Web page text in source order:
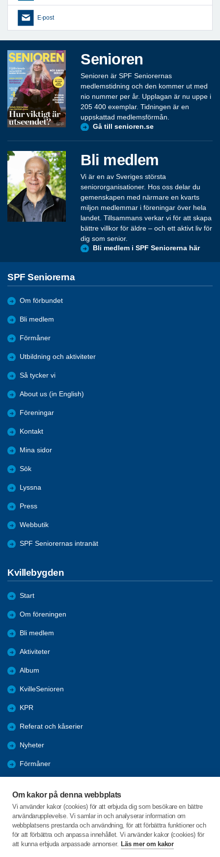
Om kakor på denna webbplats
Vi använder kakor (cookies) för att erbjuda dig som besökare en bättre
användarupplevelse. Vi samlar in och analyserar information om
webbplatsens prestanda och användning, för att förbättra funktioner och
för att förbättra och anpassa innehållet. Vi använder kakor (cookies) för
att kunna erbjuda anpassade annonser. Läs mer om kakor
E-post
Senioren
Senioren är SPF Seniorernas
medlemstidning och den kommer ut med
nio nummer per år. Upplagan är nu uppe i
205 400 exemplar. Tidningen är en
uppskattad medlemsförmån.
Gå till senioren.se
Bli medlem
Vi är en av Sveriges största
seniororganisationer. Hos oss delar du
gemenskapen med närmare en kvarts
miljon medlemmar i föreningar över hela
landet. Tillsammans verkar vi för att skapa
bättre villkor för äldre – och ett aktivt liv för
dig som senior.
Bli medlem i SPF Seniorerna här
SPF Seniorerna
Om förbundet
Bli medlem
Förmåner
Utbildning och aktiviteter
Så tycker vi
About us (in English)
Föreningar
Kontakt
Mina sidor
Sök
Lyssna
Press
Webbutik
SPF Seniorernas intranät
Kvillebygden
Start
Om föreningen
Bli medlem
Aktiviteter
Album
KvilleSenioren
KPR
Referat och kåserier
Nyheter
Förmåner
Tanums kommun
Valet 2026
C/o:Inga-Lill Sörgard